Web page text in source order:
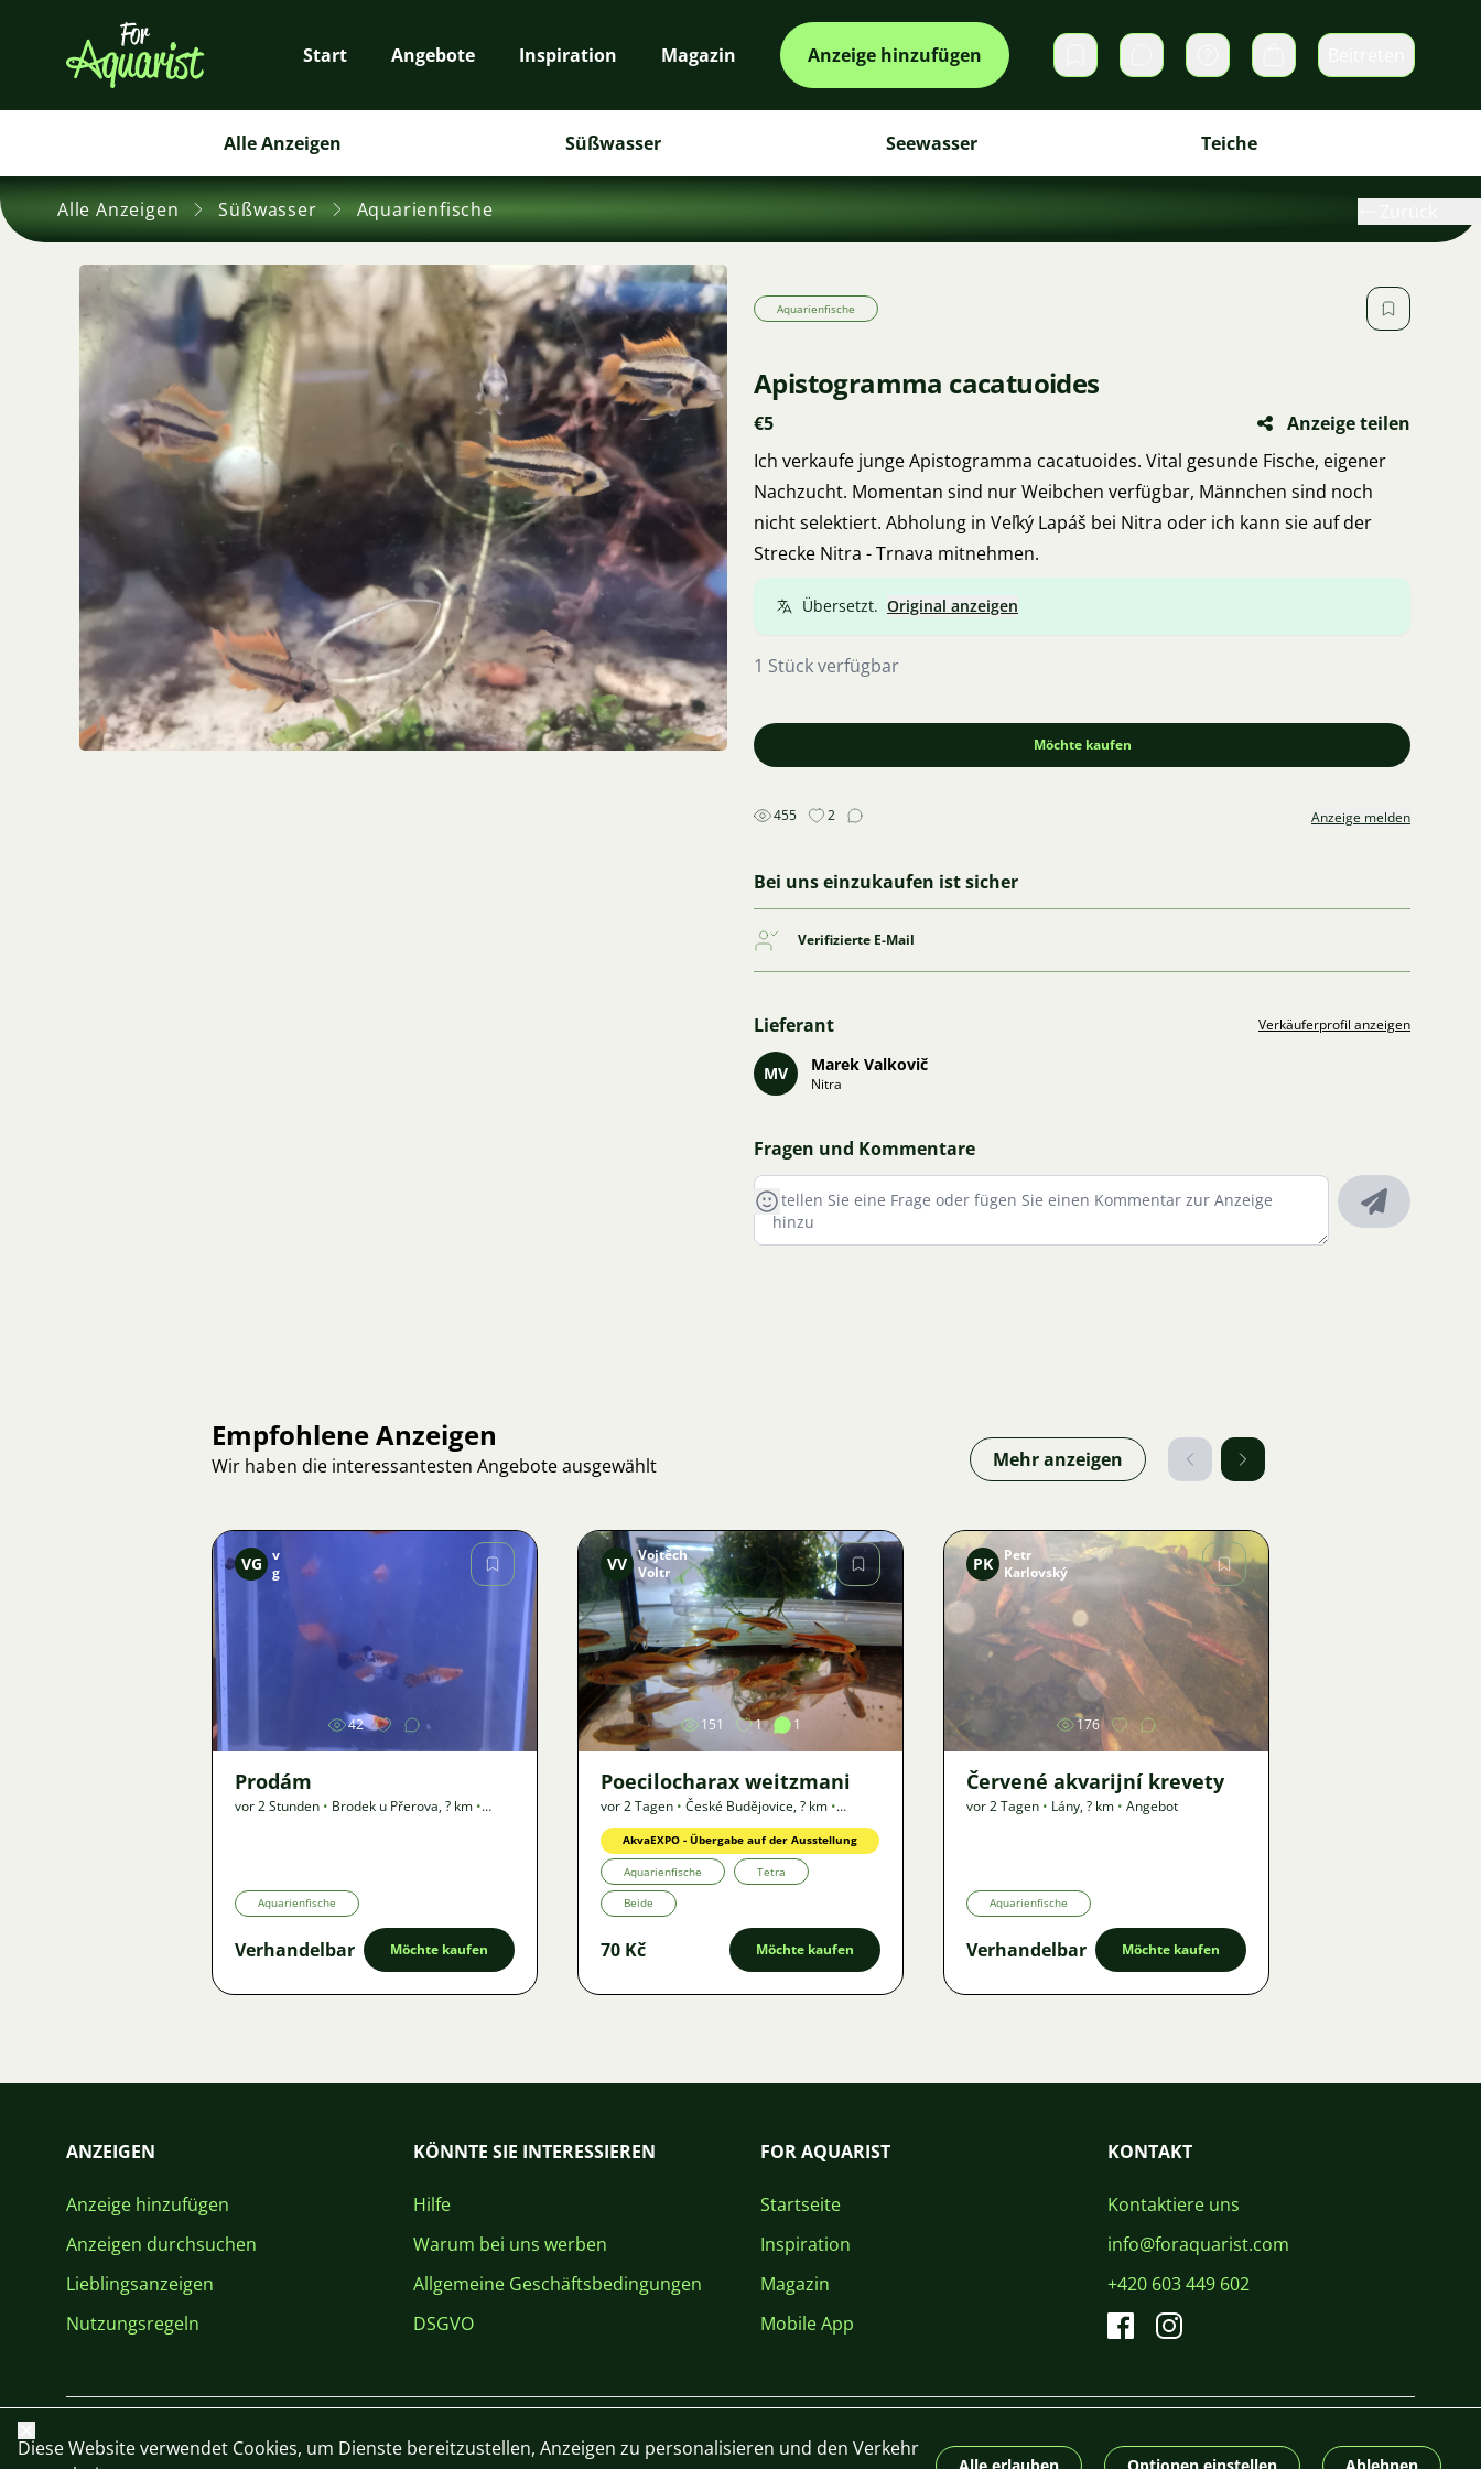
Start Angebote Inspiration Magazin Anzeige hinzufügen DirektnachrichtenWarenkorb
Alle Anzeigen Süßwasser Seewasser Teiche
Alle Anzeigen Süßwasser Aquarienfische
Aquarienfische
Apistogramma cacatuoides
€5
Anzeige teilen
Ich verkaufe junge Apistogramma cacatuoides. Vital gesunde Fische, eigener
Nachzucht. Momentan sind nur Weibchen verfügbar, Männchen sind noch
nicht selektiert. Abholung in Veľký Lapáš bei Nitra oder ich kann sie auf der
Strecke Nitra - Trnava mitnehmen.
Übersetzt. Original anzeigen
1 Stück verfügbar
Möchte kaufen
455 2 Anzeige melden
Bei uns einzukaufen ist sicher
Verifizierte E-Mail
Lieferant Verkäuferprofil anzeigen
MV Marek Valkovič
Nitra
Fragen und Kommentare
Empfohlene Anzeigen
Wir haben die interessantesten Angebote ausgewählt Mehr anzeigen
Bild
VG v
g
42
Prodám
vor 2 Stunden • Brodek u Přerova,? km •
Aquarienfische
Verhandelbar Möchte kaufen
Bild
VV Vojtěch
Voltr
151 1 1
Poecilocharax weitzmani
vor 2 Tagen • České Budějovice,? km •
Angebot
AkvaEXPO - Übergabe auf der Ausstellung
Aquarienfische Tetra
Beide
70 Kč Möchte kaufen
Bild
PK
Petr
Karlovský
176
Červené akvarijní krevety
vor 2 Tagen • Lány,? km • Angebot
Aquarienfische
Verhandelbar Möchte kaufen
ANZEIGEN
Anzeige hinzufügen
Anzeigen durchsuchen
Lieblingsanzeigen
Nutzungsregeln
KÖNNTE SIE INTERESSIEREN
Hilfe
Warum bei uns werben
Allgemeine Geschäftsbedingungen
DSGVO
FOR AQUARIST
Startseite
Inspiration
Magazin
Mobile App
KONTAKT
Kontaktiere uns
info@foraquarist.com
+420 603 449 602
CS EN PL DE © 2026 For Aquarist
Schließen
Diese Website verwendet Cookies, um Dienste bereitzustellen, Anzeigen zu personalisieren und den Verkehr